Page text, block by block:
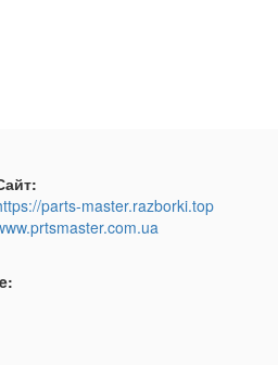
parts-master.razborki.top